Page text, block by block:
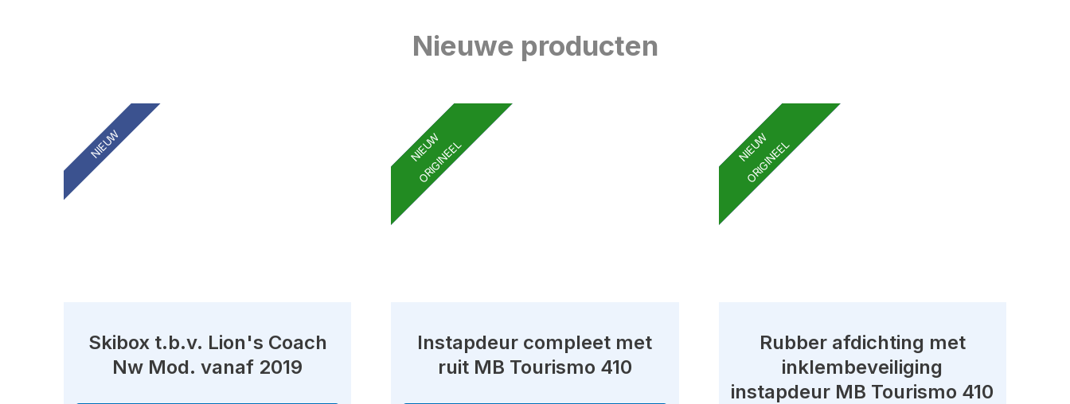
Nieuwe producten
NIEUW
Skibox t.b.v. Lion's Coach
Nw Mod. vanaf 2019
NIEUW
ORIGINEEL
Instapdeur compleet met
ruit MB Tourismo 410
NIEUW
ORIGINEEL
Rubber afdichting met
inklembeveiliging
instapdeur MB Tourismo 410